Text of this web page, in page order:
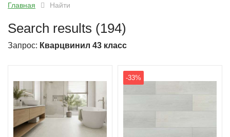
Главная Найти
Search results (194)
Запрос: Кварцвинил 43 класс
-33%